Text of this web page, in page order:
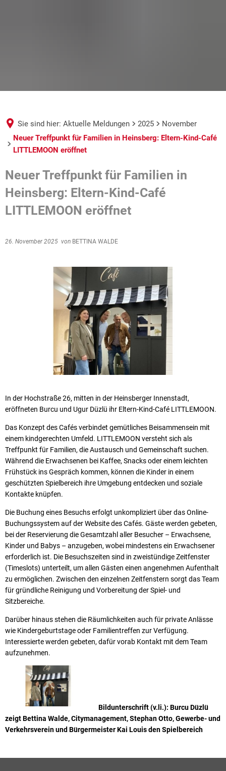
Sie sind hier: Aktuelle Meldungen 2025
November
Neuer Treffpunkt für Familien in Heinsberg: Eltern-Kind-Café
LITTLEMOON eröffnet
Neuer Treffpunkt für Familien in
Heinsberg: Eltern-Kind-Café
LITTLEMOON eröffnet
26. November 2025 von BETTINA WALDE
In der Hochstraße 26, mitten in der Heinsberger Innenstadt,
eröffneten Burcu und Ugur Düzlü ihr Eltern-Kind-Café LITTLEMOON.
Das Konzept des Cafés verbindet gemütliches Beisammensein mit
einem kindgerechten Umfeld. LITTLEMOON versteht sich als
Treffpunkt für Familien, die Austausch und Gemeinschaft suchen.
Während die Erwachsenen bei Kaffee, Snacks oder einem leichten
Frühstück ins Gespräch kommen, können die Kinder in einem
geschützten Spielbereich ihre Umgebung entdecken und soziale
Kontakte knüpfen.
Die Buchung eines Besuchs erfolgt unkompliziert über das Online-
Buchungssystem auf der Website des Cafés. Gäste werden gebeten,
bei der Reservierung die Gesamtzahl aller Besucher – Erwachsene,
Kinder und Babys – anzugeben, wobei mindestens ein Erwachsener
erforderlich ist. Die Besuchszeiten sind in zweistündige Zeitfenster
(Timeslots) unterteilt, um allen Gästen einen angenehmen Aufenthalt
zu ermöglichen. Zwischen den einzelnen Zeitfenstern sorgt das Team
für gründliche Reinigung und Vorbereitung der Spiel- und
Sitzbereiche.
Darüber hinaus stehen die Räumlichkeiten auch für private Anlässe
wie Kindergeburtstage oder Familientreffen zur Verfügung.
Interessierte werden gebeten, dafür vorab Kontakt mit dem Team
aufzunehmen.
Bildunterschrift (v.li.): Burcu Düzlü
zeigt Bettina Walde, Citymanagement, Stephan Otto, Gewerbe- und
Verkehrsverein und Bürgermeister Kai Louis den Spielbereich